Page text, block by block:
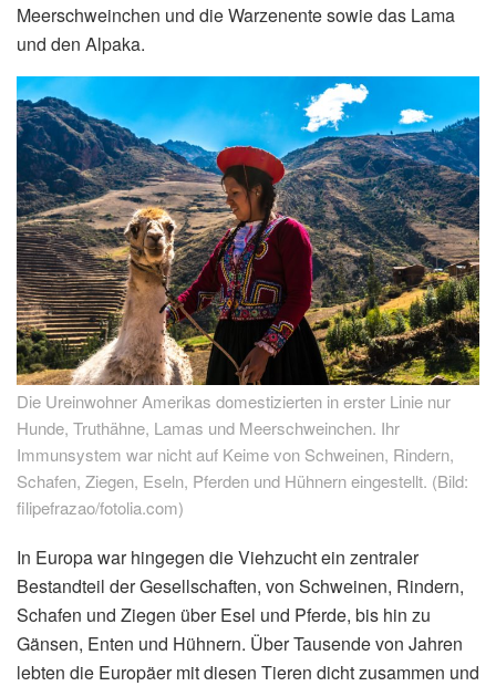
Meerschweinchen und die Warzenente sowie das Lama
und den Alpaka.
Die Ureinwohner Amerikas domestizierten in erster Linie nur
Hunde, Truthähne, Lamas und Meerschweinchen. Ihr
Immunsystem war nicht auf Keime von Schweinen, Rindern,
Schafen, Ziegen, Eseln, Pferden und Hühnern eingestellt. (Bild:
filipefrazao/fotolia.com)
In Europa war hingegen die Viehzucht ein zentraler
Bestandteil der Gesellschaften, von Schweinen, Rindern,
Schafen und Ziegen über Esel und Pferde, bis hin zu
Gänsen, Enten und Hühnern. Über Tausende von Jahren
lebten die Europäer mit diesen Tieren dicht zusammen und